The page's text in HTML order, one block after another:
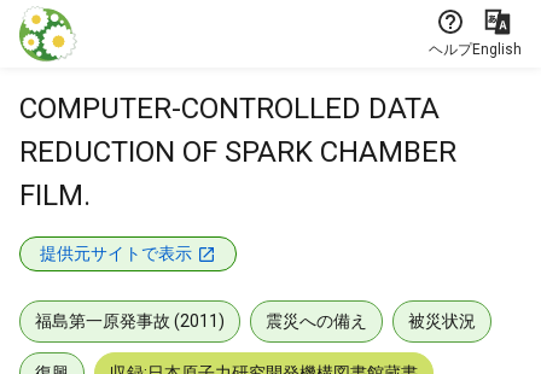
本文に飛ぶ
ヘルプEnglish
COMPUTER-CONTROLLED DATA
REDUCTION OF SPARK CHAMBER
FILM.
提供元サイトで表示
福島第一原発事故 (2011) 震災への備え 被災状況